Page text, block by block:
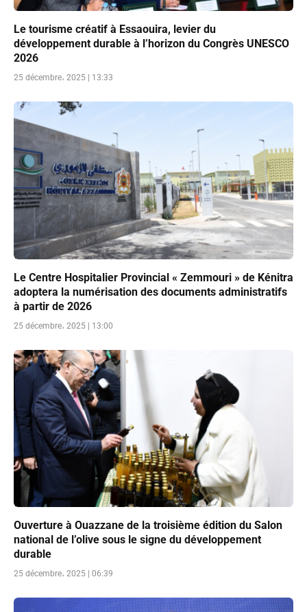
Le tourisme créatif à Essaouira, levier du
développement durable à l’horizon du Congrès UNESCO
2026
25 décembre، 2025 | 13:33
Le Centre Hospitalier Provincial « Zemmouri » de Kénitra
adoptera la numérisation des documents administratifs
à partir de 2026
25 décembre، 2025 | 13:00
Ouverture à Ouazzane de la troisième édition du Salon
national de l’olive sous le signe du développement
durable
25 décembre، 2025 | 06:39